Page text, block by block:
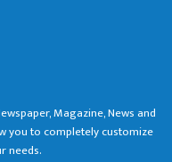
Magazine, News and
you to completely customize
needs.